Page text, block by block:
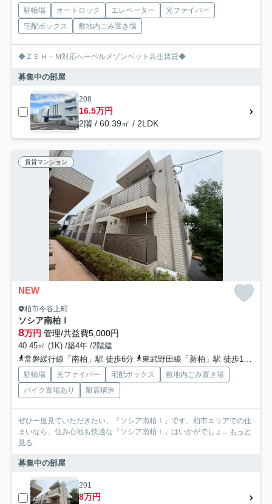
駐輪場 オートロック エレベーター
光ファイバー
宅配ボックス
敷地内ごみ置き場
◆ＺＥＨ－Ｍ対応へーベルメゾンペット共生賃貸◆
募集中の部屋
208
16.5万円
2階 / 60.39㎡ / 2LDK
賃貸マンション
NEW
柏市今谷上町
ソシア南柏Ⅰ
8万円 管理/共益費5,000円
40.45㎡ (1K) /築4年 /2階建
常磐緩行線「南柏」駅 徒歩6分
東武野田線「新柏」駅 徒歩17分
駐輪場 光ファイバー 宅配ボックス
敷地内ごみ置き場
バイク置場あり
耐震構造
ぜひ一度見ていただきたい、「ソシア南柏Ⅰ」です。柏市エリアでの住
まいなら、住み心地も快適な「ソシア南柏Ⅰ」はいかがでしょ... もっと
見る
募集中の部屋
201
8万円